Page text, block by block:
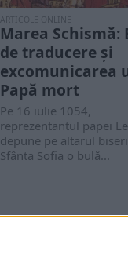
ARTICOLE ONLINE
Marea Schismă:
de traducere și
excomunicarea
Papă mort
Pe 16 iulie 1054,
reprezentantul papei
depune pe altarul
Sfânta Sofia o bulă...